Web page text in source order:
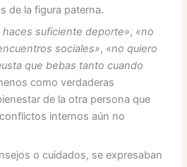
de la figura paterna.
haces suficiente deporte», «no
sociales», «no quiero
que bebas tanto cuando
como verdaderas
de la otra persona que
internos aún no
o cuidados, se expresaban